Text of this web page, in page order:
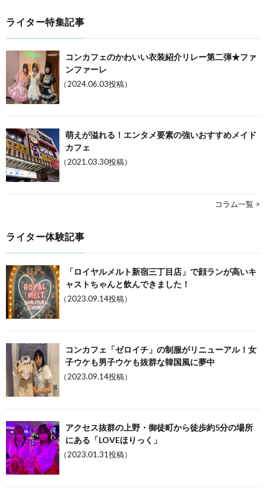
ライター特集記事
コンカフェのかわいい衣装紹介リレー第二弾★ファ
ンファーレ
（2024.06.03投稿）
萌えが溢れる！エンタメ要素の強いおすすめメイド
カフェ
（2021.03.30投稿）
コラム一覧 >
ライター体験記事
「ロイヤルメルト新宿三丁目店」で顔ランが高いキ
ャストちゃんと飲んできました！
（2023.09.14投稿）
コンカフェ「ゼロイチ」の制服がリニューアル！女
子ウケも男子ウケも抜群な韓国風に夢中
（2023.09.14投稿）
アクセス抜群の上野・御徒町から徒歩約5分の場所
にある「LOVEほりっく」
（2023.01.31投稿）